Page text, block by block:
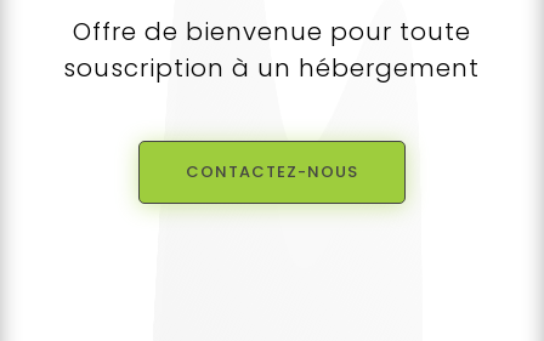
Offre de bienvenue pour toute
souscription à un hébergement
CONTACTEZ-NOUS